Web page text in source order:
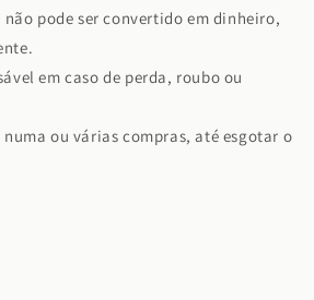
pode ser convertido em dinheiro,
em caso de perda, roubo ou
numa ou várias compras, até esgotar o